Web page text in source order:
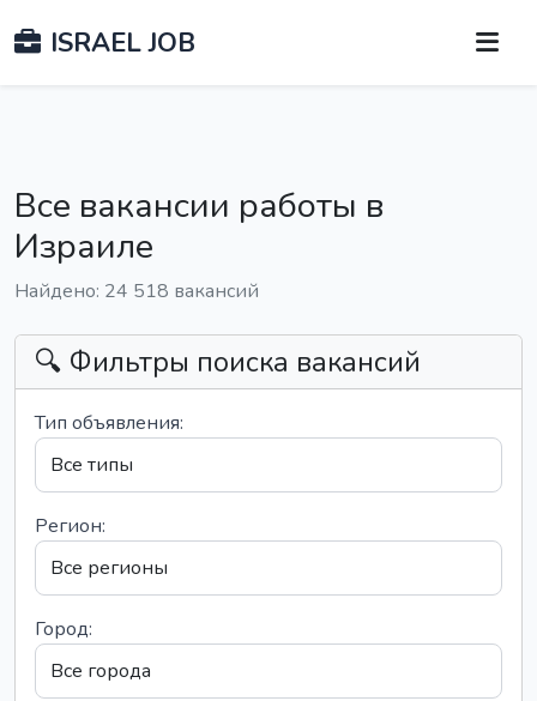
ISRAEL JOB
Все вакансии работы в
Израиле
Найдено: 24 518 вакансий
🔍 Фильтры поиска вакансий
Тип объявления:
Регион:
Город: